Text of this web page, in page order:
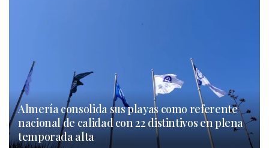
Almería consolida sus playas como referente
nacional de calidad con 22 distintivos en plena
temporada alta